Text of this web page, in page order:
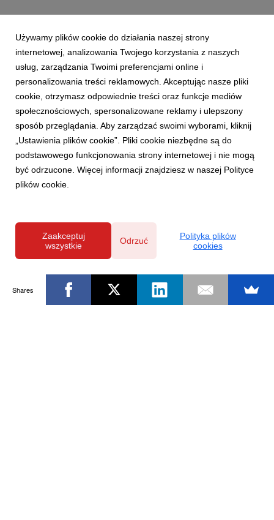
Powered by
Używamy plików cookie do działania naszej strony
internetowej, analizowania Twojego korzystania z naszych
usług, zarządzania Twoimi preferencjami online i
personalizowania treści reklamowych. Akceptując nasze pliki
cookie, otrzymasz odpowiednie treści oraz funkcje mediów
społecznościowych, spersonalizowane reklamy i ulepszony
sposób przeglądania. Aby zarządzać swoimi wyborami, kliknij
„Ustawienia plików cookie”. Pliki cookie niezbędne są do
podstawowego funkcjonowania strony internetowej i nie mogą
być odrzucone. Więcej informacji znajdziesz w naszej Polityce
plików cookie.
Zaakceptuj
wszystkie
Odrzuć
Polityka plików
cookies
Shares